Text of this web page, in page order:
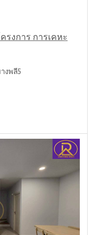
รงการ การเคหะ
งพลี5